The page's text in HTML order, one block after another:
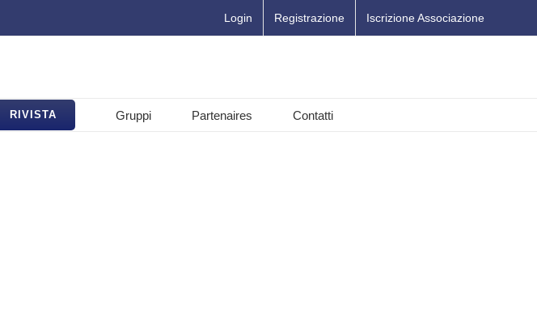
Login Registrazione Iscrizione Associazione
RIVISTA Gruppi Partenaires Contatti